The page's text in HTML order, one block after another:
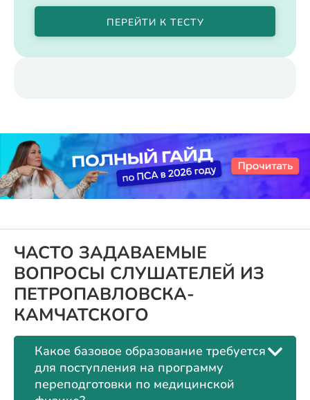
ПЕРЕЙТИ К ТЕСТУ
ЧАСТО ЗАДАВАЕМЫЕ
ВОПРОСЫ СЛУШАТЕЛЕЙ ИЗ
ПЕТРОПАВЛОВСКА-
КАМЧАТСКОГО
Какое базовое образование требуется
для поступления на программу
переподготовки по медицинской